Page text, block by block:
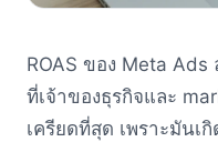
ROAS ของ Meta
ที่เจ้าของธุรกิจและ
เครียดที่สุด เพราะมัน